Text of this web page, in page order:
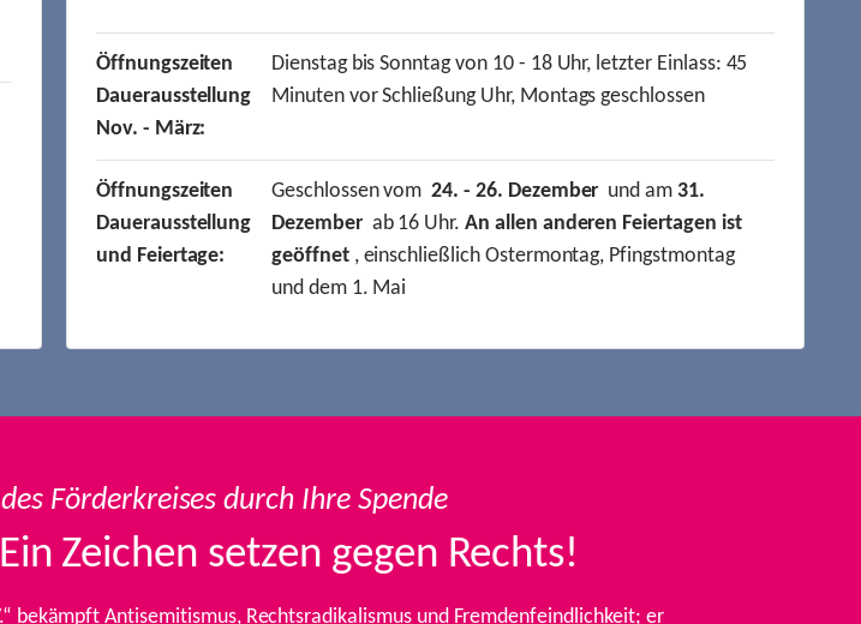
Öffnungszeiten
Dauerausstellung
Nov. - März:
Dienstag bis Sonntag von 10 - 18 Uhr, letzter Einlass: 45
Minuten vor Schließung Uhr, Montags geschlossen
Öffnungszeiten
Dauerausstellung
und Feiertage:
Geschlossen vom24. - 26. Dezember und am31.
Dezemberab 16 Uhr.An allen anderen Feiertagen ist
geöffnet, einschließlich Ostermontag, Pfingstmontag
und dem 1. Mai
Förderkreises durch Ihre Spende
Zeichen setzen gegen Rechts!
bekämpft Antisemitismus, Rechtsradikalismus und Fremdenfeindlichkeit; er